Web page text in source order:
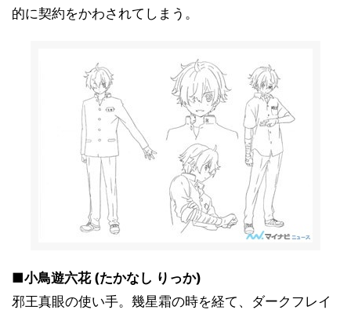
的に契約をかわされてしまう。
■小鳥遊六花 (たかなし りっか)
邪王真眼の使い手。幾星霜の時を経て、ダークフレイ